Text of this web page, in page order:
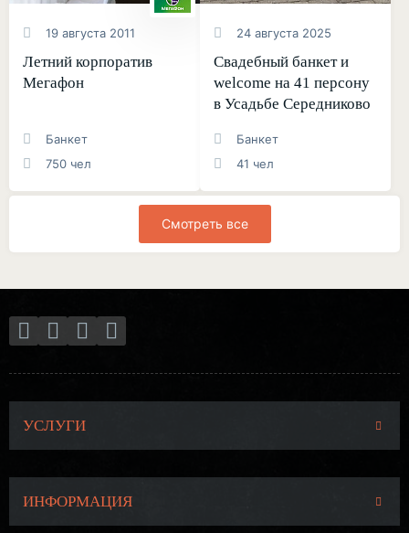
19 августа 2011
Летний корпоратив
Мегафон
Банкет
750 чел
24 августа 2025
Свадебный банкет и
welcome на 41 персону
в Усадьбе Середниково
Банкет
41 чел
Смотреть все
УСЛУГИ
ИНФОРМАЦИЯ